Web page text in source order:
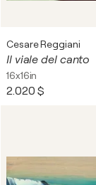
Cesare Reggiani
Il viale del canto
16x16in
2.020 $